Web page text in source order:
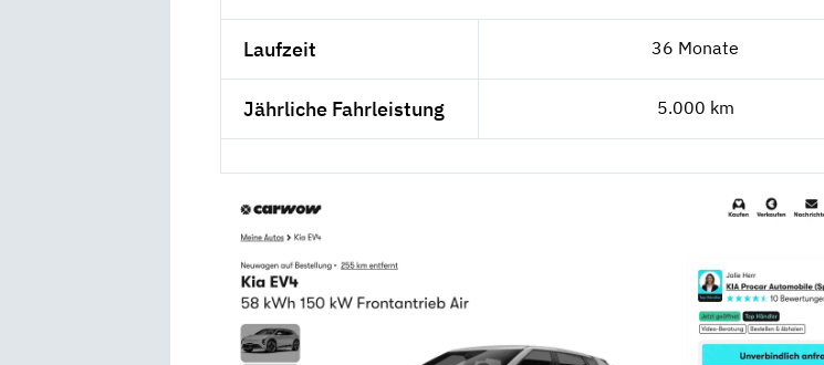
Laufzeit 36 Monate
Jährliche Fahrleistung 5.000 km